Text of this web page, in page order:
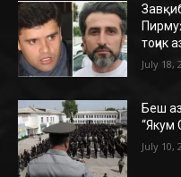
тоҷик
July 18,
Беш
“Якум
July 10,